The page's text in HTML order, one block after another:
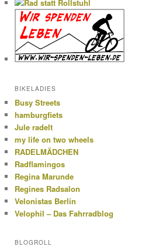
BIKELADIES
Busy Streets
hamburgfiets
Jule radelt
my life on two wheels
RADELMÄDCHEN
Radflamingos
Regina Marunde
Regines Radsalon
Velonistas Berlin
Velophil – Das Fahrradblog
BLOGROLL